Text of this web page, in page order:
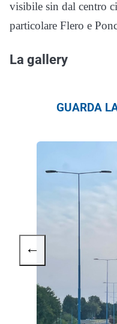
visibile sin dal centro
particolare Flero e
La gallery
GUARDA
←